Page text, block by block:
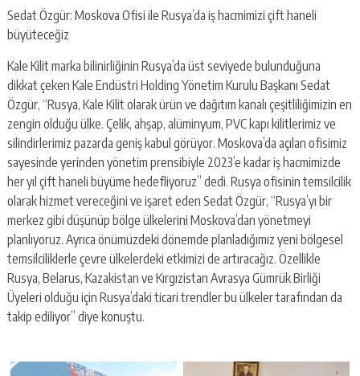
Sedat Özgür: Moskova Ofisi ile Rusya’da iş hacmimizi çift haneli
büyüteceğiz
Kale Kilit marka bilinirliğinin Rusya’da üst seviyede bulunduğuna
dikkat çeken Kale Endüstri Holding Yönetim Kurulu Başkanı Sedat
Özgür, “Rusya, Kale Kilit olarak ürün ve dağıtım kanalı çeşitliliğimizin en
zengin olduğu ülke. Çelik, ahşap, alüminyum, PVC kapı kilitlerimiz ve
silindirlerimiz pazarda geniş kabul görüyor. Moskova’da açılan ofisimiz
sayesinde yerinden yönetim prensibiyle 2023’e kadar iş hacmimizde
her yıl çift haneli büyüme hedefliyoruz” dedi. Rusya ofisinin temsilcilik
olarak hizmet vereceğini ve işaret eden Sedat Özgür, “Rusya’yı bir
merkez gibi düşünüp bölge ülkelerini Moskova’dan yönetmeyi
planlıyoruz. Ayrıca önümüzdeki dönemde planladığımız yeni bölgesel
temsilciliklerle çevre ülkelerdeki etkimizi de artıracağız. Özellikle
Rusya, Belarus, Kazakistan ve Kırgızistan Avrasya Gümrük Birliği
Üyeleri olduğu için Rusya’daki ticari trendler bu ülkeler tarafından da
takip ediliyor” diye konuştu.